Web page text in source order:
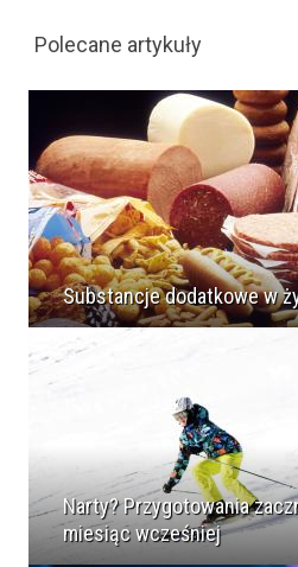
Polecane artykuły
Substancje dodatkowe w
Narty? Przygotowania
miesiąc wcześniej